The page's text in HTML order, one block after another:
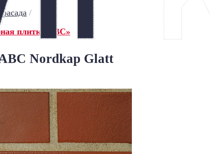
/
плитка ABC»
Nordkap Glatt